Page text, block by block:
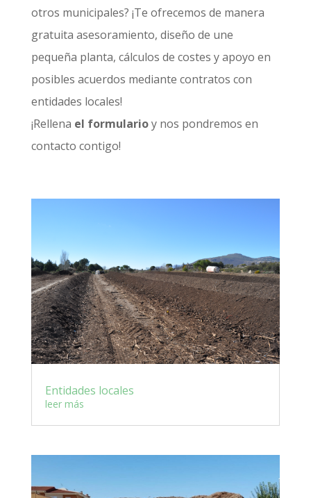
otros municipales? ¡Te ofrecemos de manera
gratuita asesoramiento, diseño de une
pequeña planta, cálculos de costes y apoyo en
posibles acuerdos mediante contratos con
entidades locales!
¡Rellena el formularioy nos pondremos en
contacto contigo!
Entidades locales
leer más